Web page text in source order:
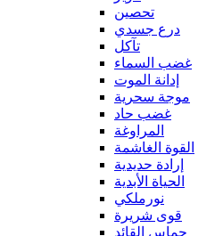
تحصين
درع جسدي
تآكل
غضب السماء
إدانة الموت
موجة سحرية
غضب حاد
المراوغة
القوة الغاشمة
إرادة حديدية
الحياة الأبدية
نورملكي
قوى شريرة
حماس القائد